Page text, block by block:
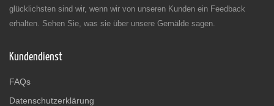
glücklichsten sind wir, wenn wir von unseren Kunden ein Feedback
erhalten. Sehen Sie, was sie über unsere Gemälde sagen.
Kundendienst
FAQs
Datenschutzerklärung